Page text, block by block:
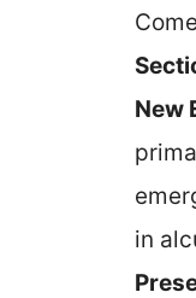
New
in